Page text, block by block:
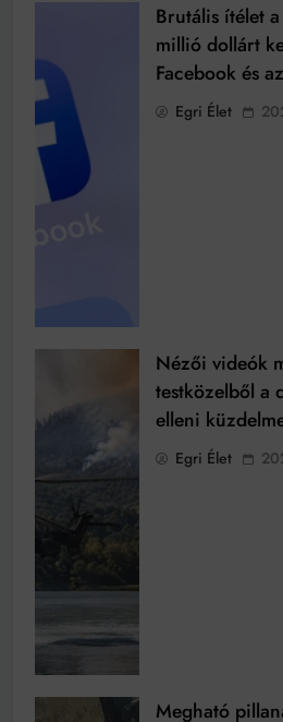
Brutális ítélet
millió dollárt
Facebook és
Egri Élet
Nézői videók
testközelből a
elleni
Egri Élet
Megható